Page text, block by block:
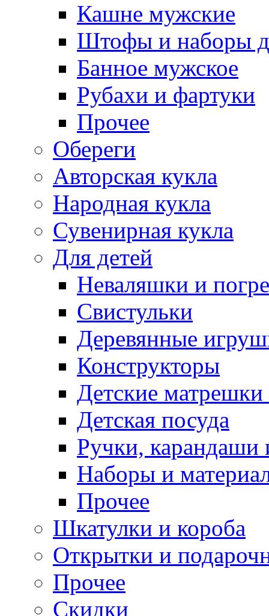
Кашне мужские
Штофы и наборы
Банное мужское
Рубахи и фартуки
Прочее
Обереги
Авторская кукла
Народная кукла
Сувенирная кукла
Для детей
Неваляшки и
Свистульки
Деревянные
Конструкторы
Детские
Детская посуда
Ручки,
Наборы и
Прочее
Шкатулки и короба
Открытки и
Прочее
Скидки